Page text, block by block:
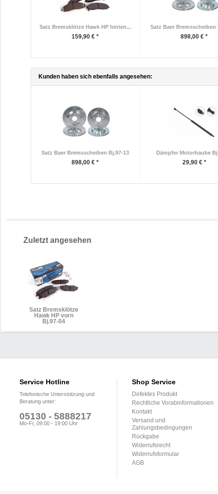
Satz Bremsklötze Hawk HP hinten...
159,90 € *
Satz Baer Bremsscheiben
898,00 € *
Kunden haben sich ebenfalls angesehen:
Satz Baer Bremsscheiben Bj.97-13
898,00 € *
Dämpfer Motorhaube
29,90 € *
Zuletzt angesehen
Satz Bremsklötze
Hawk HP vorn
Bj.97-04
Service Hotline
Telefonische Unterstützung und
Beratung unter:
05130 - 5888217
Mo-Fr, 09:00 - 19:00 Uhr
Shop Service
Defektes Produkt
Rechtliche Vorabinformationen
Kontakt
Versand und
Zahlungsbedingungen
Rückgabe
Widerrufsrecht
Widerrufsformular
AGB